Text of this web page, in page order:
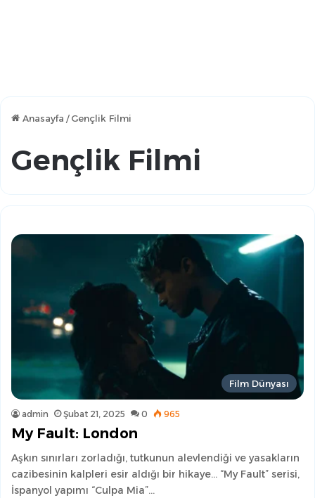
Anasayfa / Gençlik Filmi
Gençlik Filmi
Film Dünyası
admin Şubat 21, 2025 0 965
My Fault: London
Aşkın sınırları zorladığı, tutkunun alevlendiği ve yasakların
cazibesinin kalpleri esir aldığı bir hikaye… “My Fault” serisi,
İspanyol yapımı “Culpa Mia”…